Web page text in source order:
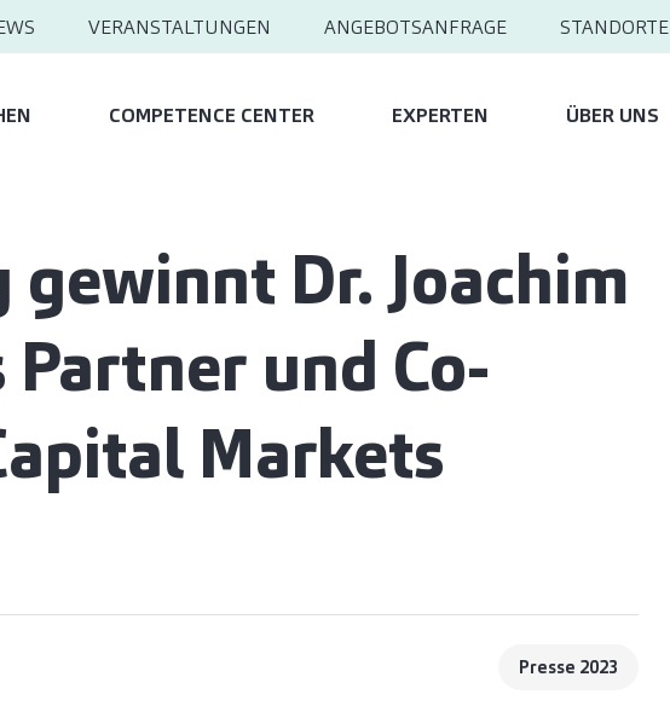
VERANSTALTUNGEN ANGEBOTSANFRAGE STANDORTE
COMPETENCE CENTER EXPERTEN ÜBER UNS
Dr. Joachim
und Co-
Markets
Presse 2023